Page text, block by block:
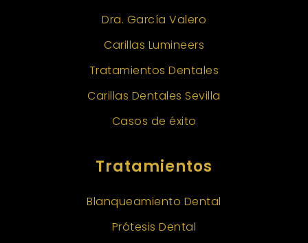
Dra. García Valero
Carillas Lumineers
Tratamientos Dentales
Carillas Dentales Sevilla
Casos de éxito
Tratamientos
Blanqueamiento Dental
Prótesis Dental